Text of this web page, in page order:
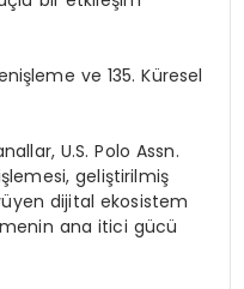
şleme ve 135. Küresel
U.S. Polo Assn.
şlemesi, geliştirilmiş
üyen dijital ekosistem
menin ana itici gücü